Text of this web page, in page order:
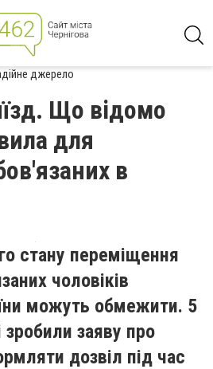
джерело
Що відомо
для
в
стану переміщення
чоловіків
можуть обмежити. 5
заяву про
дозвіл під час